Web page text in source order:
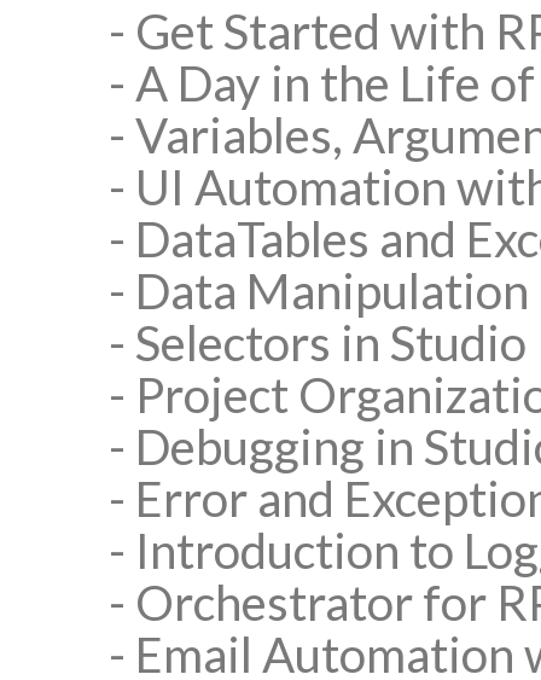
- Get Started with
- A Day in the Life
- Variables,
- UI Automation
- DataTables and
- Data Manipulation
- Selectors in Studio
- Project
- Debugging in
- Error and
- Introduction to
- Orchestrator for
- Email Automation